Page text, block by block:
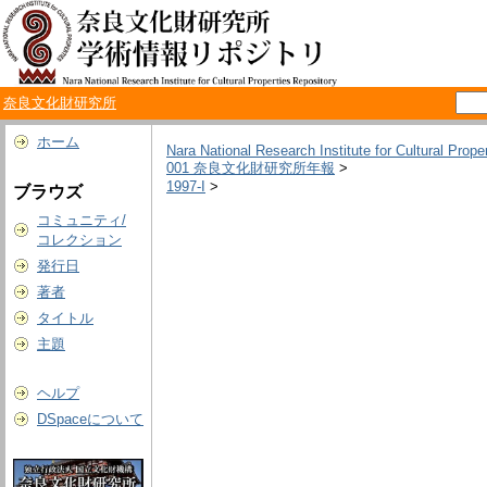
奈良文化財研究所
ホーム
ブラウズ
コミュニティ/
コレクション
発行日
著者
タイトル
主題
ヘルプ
DSpaceについて
Nara National Research Institute for Cultural
001 奈良文化財研究所年報 >
1997-I >